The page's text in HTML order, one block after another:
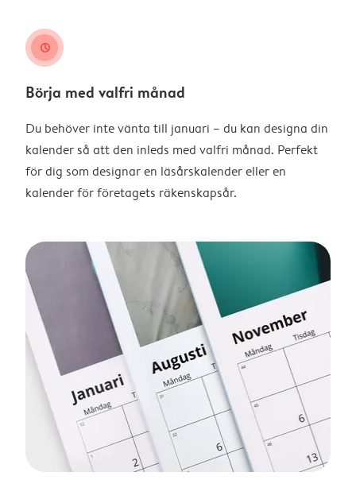
clock
Börja med valfri månad
Du behöver inte vänta till januari – du kan designa din
kalender så att den inleds med valfri månad. Perfekt
för dig som designar en läsårskalender eller en
kalender för företagets räkenskapsår.